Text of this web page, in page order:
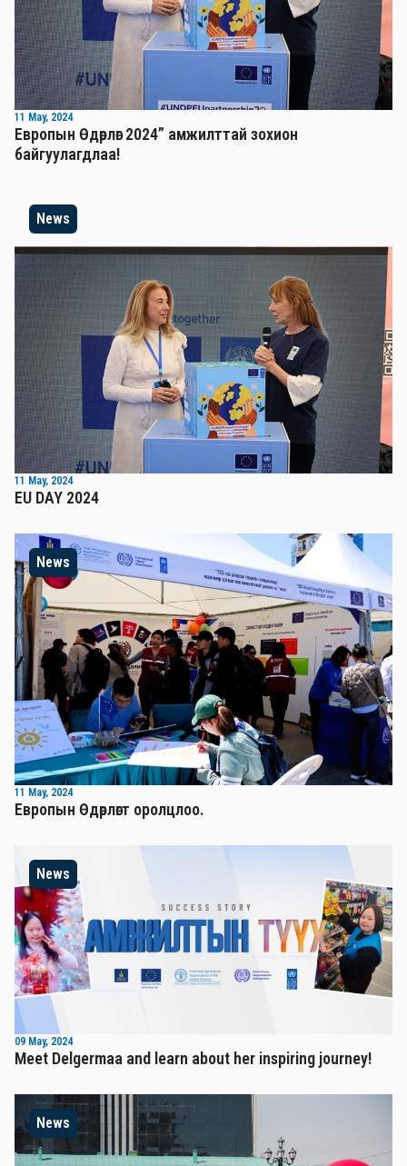
11 May, 2024
Европын Өдөрлөг 2024” амжилттай зохион
байгуулагдлаа!
News
11 May, 2024
EU DAY 2024
News
11 May, 2024
Европын Өдөрлөгт оролцлоо.
News
09 May, 2024
Meet Delgermaa and learn about her inspiring journey!
News